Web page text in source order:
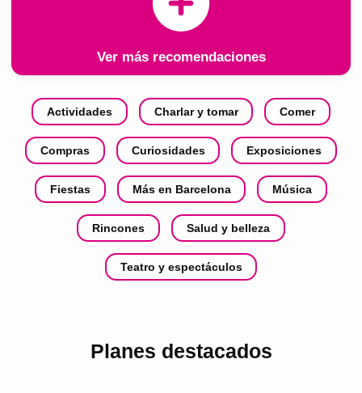
Ver más recomendaciones
Actividades Charlar y tomar Comer
Compras Curiosidades Exposiciones
Fiestas Más en Barcelona Música
Rincones Salud y belleza
Teatro y espectáculos
Planes destacados